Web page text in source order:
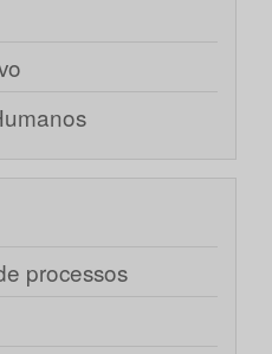
processos